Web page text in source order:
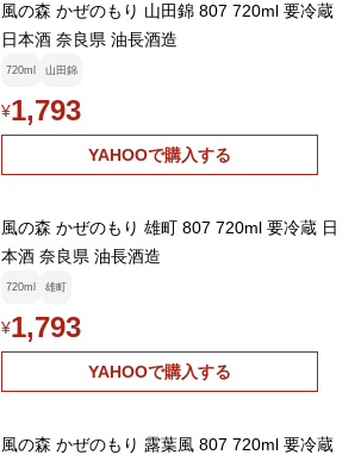
風の森 かぜのもり 山田錦 807 720ml 要冷蔵
日本酒 奈良県 油長酒造
720ml 山田錦
¥1,793
YAHOOで購入する
風の森 かぜのもり 雄町 807 720ml 要冷蔵 日
本酒 奈良県 油長酒造
720ml 雄町
¥1,793
YAHOOで購入する
風の森 かぜのもり 露葉風 807 720ml 要冷蔵